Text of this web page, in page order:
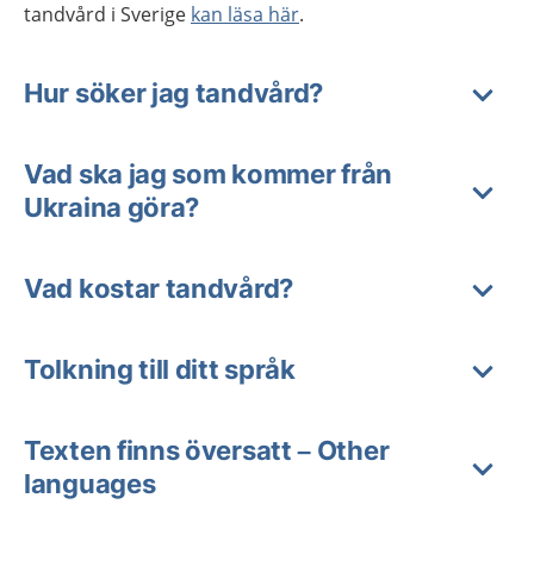
tandvård i Sverige kan läsa här.
Hur söker jag tandvård?
Vad ska jag som kommer från
Ukraina göra?
Vad kostar tandvård?
Tolkning till ditt språk
Texten finns översatt – Other
languages